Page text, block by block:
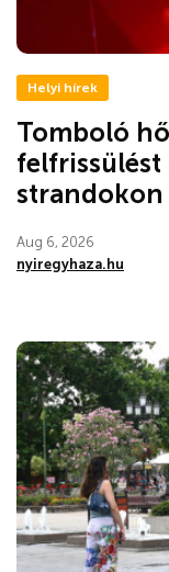
Helyi hírek
Tomboló
felfrissülést
strandokon
Aug 6, 2026
nyiregyhaza.hu